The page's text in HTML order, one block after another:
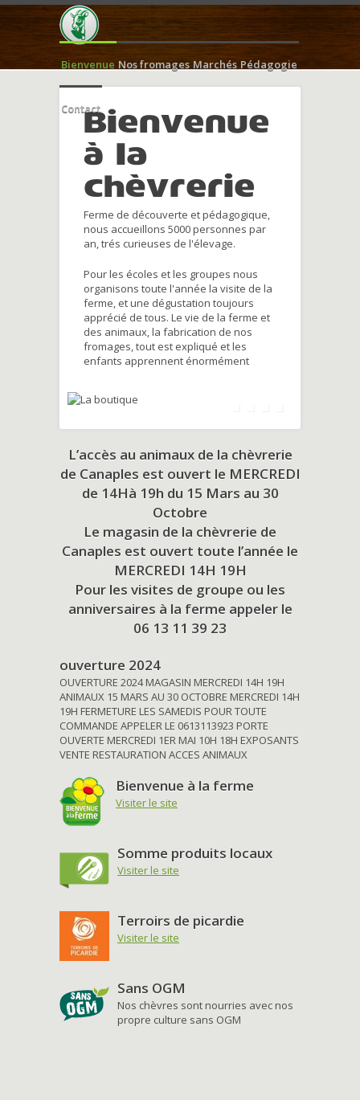
Bienvenue Nos fromages Marchés Pédagogie
ContactBienvenue
à la
chèvrerie
Ferme de découverte et pédagogique,
nous accueillons 5000 personnes par
an, trés curieuses de l'élevage.
Pour les écoles et les groupes nous
organisons toute l'année la visite de la
ferme, et une dégustation toujours
apprécié de tous. Le vie de la ferme et
des animaux, la fabrication de nos
fromages, tout est expliqué et les
enfants apprennent énormément
L’accès au animaux de la chèvrerie
de Canaples est ouvert le MERCREDI
de 14Hà 19h du 15 Mars au 30
Octobre
Le magasin de la chèvrerie de
Canaples est ouvert toute l’année le
MERCREDI 14H 19H
Pour les visites de groupe ou les
anniversaires à la ferme appeler le
06 13 11 39 23
ouverture 2024
OUVERTURE 2024 MAGASIN MERCREDI 14H 19H
ANIMAUX 15 MARS AU 30 OCTOBRE MERCREDI 14H
19H FERMETURE LES SAMEDIS POUR TOUTE
COMMANDE APPELER LE 0613113923 PORTE
OUVERTE MERCREDI 1ER MAI 10H 18H EXPOSANTS
VENTE RESTAURATION ACCES ANIMAUX
Bienvenue à la ferme
Visiter le site
Somme produits locaux
Visiter le site
Terroirs de picardie
Visiter le site
Sans OGM
Nos chèvres sont nourries avec nos
propre culture sans OGM